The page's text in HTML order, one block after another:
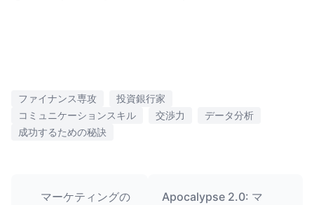
ファイナンス専攻
投資銀行家
コミュニケーションスキル
交渉力
データ分析
成功するための秘訣
マーケティングの
Apocalypse 2.0: マ